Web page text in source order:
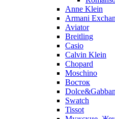
Anne Klein
Armani
Aviator
Breitling
Casio
Calvin Klein
Chopard
Moschino
Восток
Swatch
Tissot